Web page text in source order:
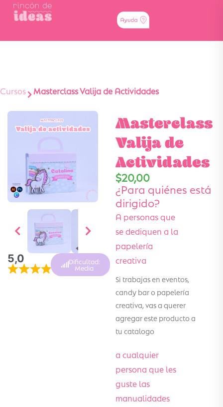
Cursos Masterclass Valija de Actividades
5,0 Dificultad:
Media
Masterclass
Valija de
Actividades
$20,00
¿Para quiénes está
dirigido?
A personas que
se dediquen a la
papelería
creativa
Si trabajas en eventos,
candy bar o papelería
creativa, vas a querer
agregar este producto a
tu catalogo
a cualquier
persona que les
guste las
manualidades